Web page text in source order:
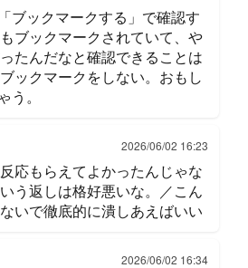
ブックマークする」で確認す
ブックマークされていて、や
たんだなと確認できることは
ックマークをしない。おもし
。
2026/06/02 16:23
応もらえてよかったんじゃな
う返しは格好悪いな。／こん
いで徹底的に潰しあえばいい
2026/06/02 16:34